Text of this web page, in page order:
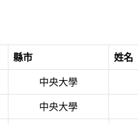
縣市 姓名
中央大學
中央大學